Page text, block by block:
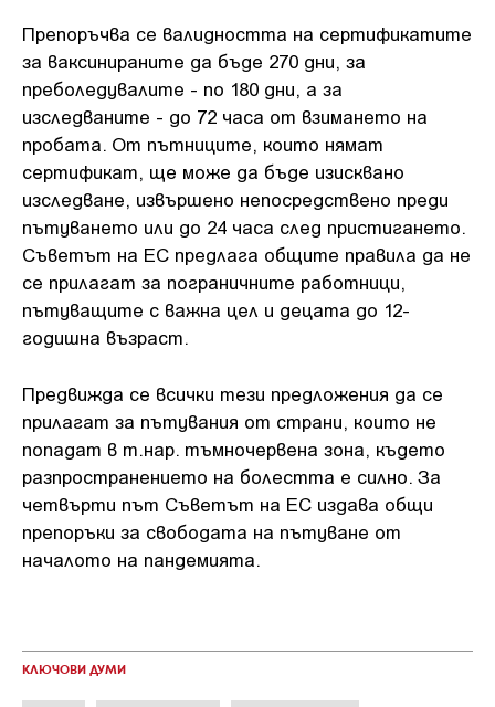
Препоръчва се валидността на сертификатите
за ваксинираните да бъде 270 дни, за
преболедувалите - по 180 дни, а за
изследваните - до 72 часа от взимането на
пробата. От пътниците, които нямат
сертификат, ще може да бъде изисквано
изследване, извършено непосредствено преди
пътуването или до 24 часа след пристигането.
Съветът на ЕС предлага общите правила да не
се прилагат за пограничните работници,
пътуващите с важна цел и децата до 12-
годишна възраст.
Предвижда се всички тези предложения да се
прилагат за пътувания от страни, които не
попадат в т.нар. тъмночервена зона, където
разпространението на болестта е силно. За
четвърти път Съветът на ЕС издава общи
препоръки за свободата на пътуване от
началото на пандемията.
КЛЮЧОВИ ДУМИ